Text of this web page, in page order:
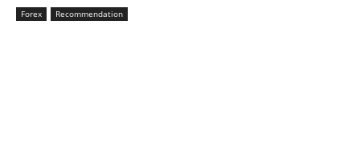
Forex Recommendation